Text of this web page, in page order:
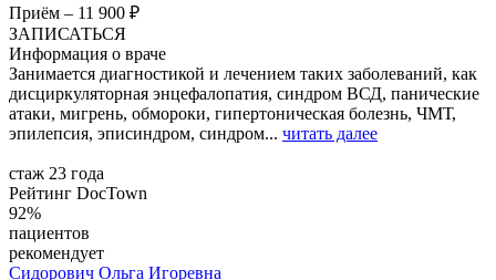
Приём – 11 900 ₽
ЗАПИСАТЬСЯ
Информация о враче
Занимается диагностикой и лечением таких заболеваний, как
дисциркуляторная энцефалопатия, синдром ВСД, панические
атаки, мигрень, обмороки, гипертоническая болезнь, ЧМТ,
эпилепсия, эписиндром, синдром... читать далее
стаж 23 года
Рейтинг DocTown
92%
пациентов
рекомендует
Сидорович Ольга Игоревна